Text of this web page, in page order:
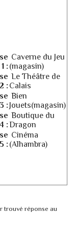
:
Caverne du Jeu
(magasin)
:
Le Théâtre de
Calais
:
Bien
Jouets(magasin)
:
Boutique du
Dragon
:
Cinéma
(Alhambra)
trouvé réponse au